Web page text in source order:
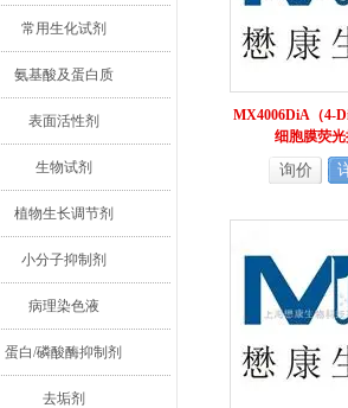
常用生化试剂
氨基酸及蛋白质
表面活性剂
生物试剂
植物生长调节剂
小分子抑制剂
病理染色液
蛋白/磷酸酶抑制剂
去垢剂
MX4006DiA（4-
细胞膜荧
询价